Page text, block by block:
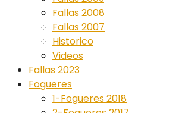
Fallas 2008
Fallas 2007
Historico
Videos
Fallas 2023
Fogueres
1-Fogueres 2018